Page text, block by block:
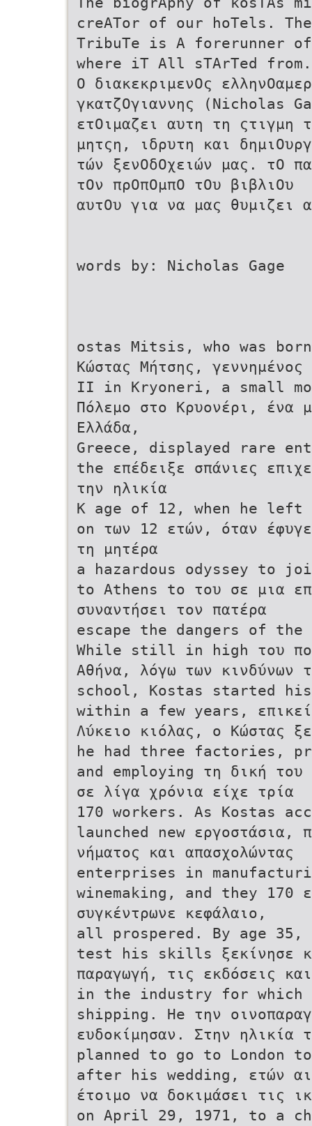
creATor of our hoTels.
TribuTe is A forerunner
where iT All sTArTed from.
Ο διακεκριμενΟς
γκατζΟγιαννης (Nicholas
ετΟιμαζει αυτη τη ςτιγμη
μητςη, ιδρυτη και
τών ξενΟδΟχειών μας. τΟ
τΟν πρΟπΟμπΟ τΟυ βιβλιΟυ
αυτΟυ για να μας θυμιζει
words by: Nicholas Gage
ostas Mitsis, who was
Κώστας Μήτσης,
II in Kryoneri, a small
Πόλεμο στο Κρυονέρι, ένα
Ελλάδα,
Greece, displayed rare
the επέδειξε σπάνιες
την ηλικία
K age of 12, when he
on των 12 ετών, όταν
τη μητέρα
a hazardous odyssey to
to Athens to του σε μια
συναντήσει τον πατέρα
escape the dangers of
While still in high του που
Αθήνα, λόγω των κινδύνων
school, Kostas started
within a few years,
Λύκειο κιόλας, ο Κώστας
he had three factories,
and employing τη δική του
σε λίγα χρόνια είχε τρία
170 workers. As Kostas
launched new εργοστάσια,
νήματος και απασχολώντας
enterprises in
winemaking, and they 170
συγκέντρωνε κεφάλαιο,
all prospered. By age
test his skills ξεκίνησε
παραγωγή, τις εκδόσεις και
in the industry for which
shipping. He την
ευδοκίμησαν. Στην ηλικία
planned to go to
after his wedding, ετών
έτοιμο να δοκιμάσει τις
on April 29, 1971, to a